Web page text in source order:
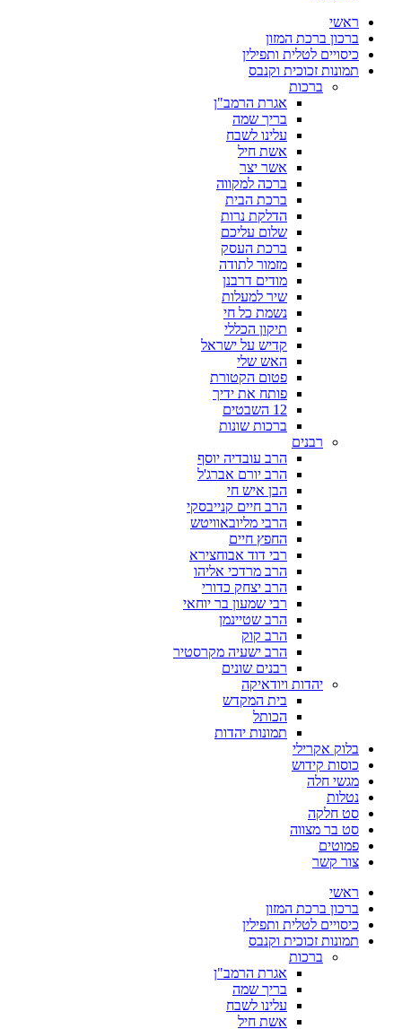
ראשי
ברכון ברכת המזון
כיסויים לטלית ותפילין
תמונות זכוכית וקנבס
ברכות
אגרת הרמב"ן
בריך שמה
עלינו לשבח
אשת חיל
אשר יצר
ברכה למקווה
ברכת הבית
הדלקת נרות
שלום עליכם
ברכת העסק
מזמור לתודה
מודים דרבנן
שיר למעלות
נשמת כל חי
תיקון הכללי
קדיש על ישראל
האש שלי
פטום הקטורת
פותח את ידיך
12 השבטים
ברכות שונות
רבנים
הרב עובדיה יוסף
הרב יורם אברג'ל
הבן איש חי
הרב חיים קנייבסקי
הרבי מליובאוויטש
החפץ חיים
רבי דוד אבוחצירא
הרב מרדכי אליהו
הרב יצחק כדורי
רבי שמעון בר יוחאי
הרב שטיינמן
הרב קוק
הרב ישעיה מקרסטיר
רבנים שונים
יהדות ויודאיקה
בית המקדש
הכותל
תמונות יהדות
בלוק אקרילי
כוסות קידוש
מגשי חלה
נטלות
סט חלקה
סט בר מצווה
פמוטים
צור קשר
ראשי
ברכון ברכת המזון
כיסויים לטלית ותפילין
תמונות זכוכית וקנבס
ברכות
אגרת הרמב"ן
בריך שמה
עלינו לשבח
אשת חיל